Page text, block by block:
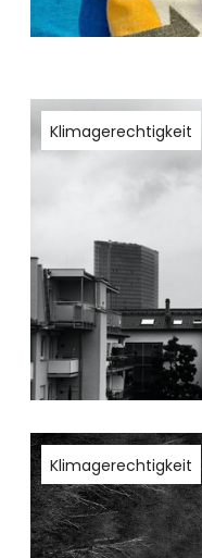
Klimagerechtigkeit
Klimagerechtigkeit